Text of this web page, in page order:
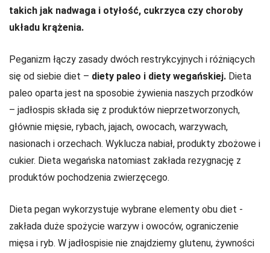
takich jak nadwaga i otyłość, cukrzyca czy choroby
układu krążenia.
Peganizm łączy zasady dwóch restrykcyjnych i różniących
się od siebie diet – diety paleo i diety wegańskiej. Dieta
paleo oparta jest na sposobie żywienia naszych przodków
– jadłospis składa się z produktów nieprzetworzonych,
głównie mięsie, rybach, jajach, owocach, warzywach,
nasionach i orzechach. Wyklucza nabiał, produkty zbożowe i
cukier. Dieta wegańska natomiast zakłada rezygnację z
produktów pochodzenia zwierzęcego.
Dieta pegan wykorzystuje wybrane elementy obu diet -
zakłada duże spożycie warzyw i owoców, ograniczenie
mięsa i ryb. W jadłospisie nie znajdziemy glutenu, żywności